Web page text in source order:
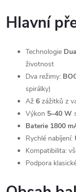
Hlavní
Technologie
životnost
Dva režimy:
spirálky)
Až 6 zážitků z
Výkon 5–40 W
Baterie 1800
Rychlé nabíjení:
Kompatibilita:
Podpora